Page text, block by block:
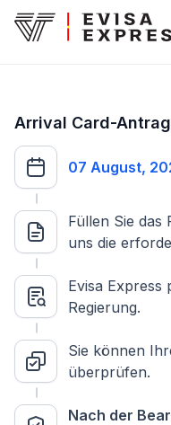
Arrival Card-
07 August,
Füllen Sie das
uns die
Evisa
Regierung.
Sie können
überprüfen.
Nach der